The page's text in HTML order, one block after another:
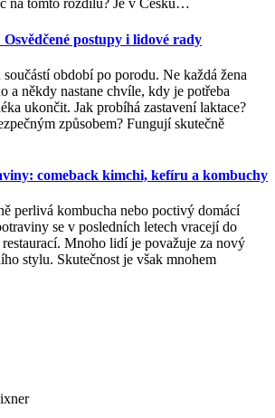
na tomto rozdílu? Je v Česku…
postupy i lidové rady
období po porodu. Ne každá žena
a někdy nastane chvíle, kdy je potřeba
ukončit. Jak probíhá zastavení laktace?
způsobem? Fungují skutečně
comeback kimchi, kefíru a kombuchy
perlivá kombucha nebo poctivý domácí
se v posledních letech vracejí do
Mnoho lidí je považuje za nový
stylu. Skutečnost je však mnohem